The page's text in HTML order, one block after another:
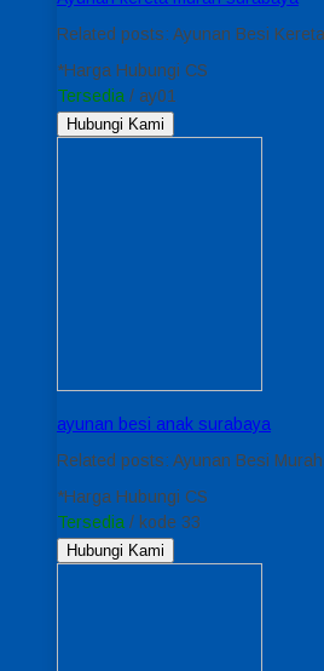
Related posts: Ayunan Besi
*Harga Hubungi CS
Tersedia / ay01
Hubungi Kami
ayunan besi anak surabaya
Related posts: Ayunan Besi
*Harga Hubungi CS
Tersedia / kode 33
Hubungi Kami